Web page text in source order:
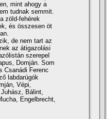
mint ahogy a
tudnak semmit.
zöld-fehérek
és összesen öt
de nem tart az
az átigazolási
szerepel
Domján. Som
Csanádi Ferenc
labdarúgók
Vépi,
Bálint,
Engelbrecht,